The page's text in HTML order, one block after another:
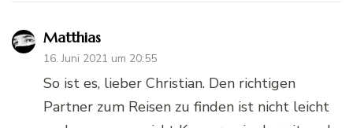
Matthias
16. Juni 2021 um 20:55
So ist es, lieber Christian. Den richtigen
Partner zum Reisen zu finden ist nicht leicht